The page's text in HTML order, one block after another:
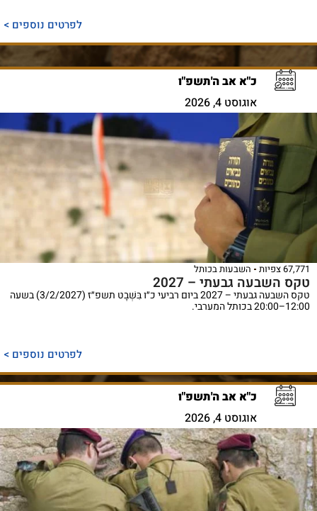
לפרטים נוספים >
כ"א אב ה'תשפ"ו
אוגוסט 4, 2026
67,771 צפיות השבעות בכותל
טקס השבעה גבעתי – 2027
טקס השבעה גבעתי – 2027 ביום רביעי כ״ו בִּשְׁבָט תשפ״ז (3/2/2027) בשעה
12:00–20:00 בכותל המערבי.
לפרטים נוספים >
כ"א אב ה'תשפ"ו
אוגוסט 4, 2026